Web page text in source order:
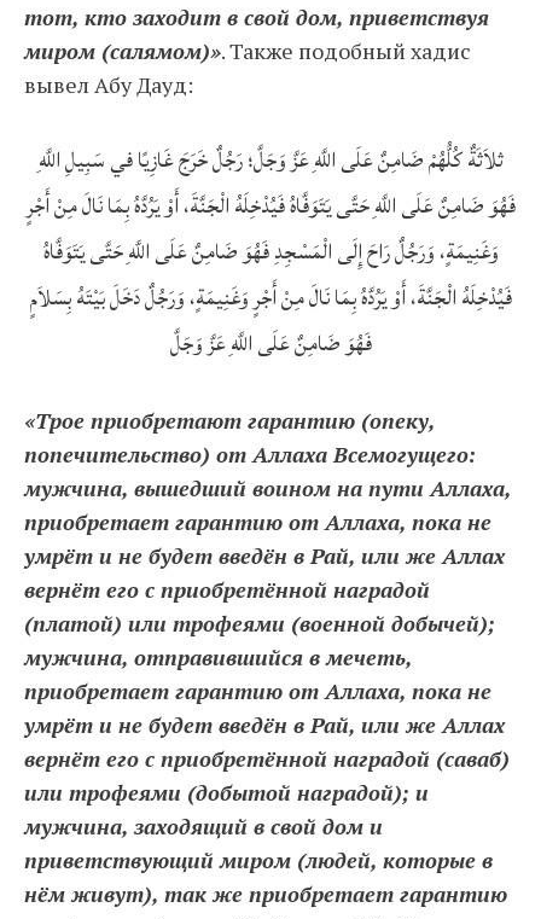
тот, кто заходит в свой дом, приветствуя
миром (салямом)». Также подобный хадис
вывел Абу Дауд:
ثلاَثَةٌ كُلُّهُمْ ضَامِنٌ عَلَى اللَّهِ عَزَّ وَجَلَّ؛ رَجُلٌ خَرَجَ غَازِيًا في سَبِيلِ اللَّهِ
فَهُوَ ضَامِنٌ عَلَى اللَّهِ حَتَّى يَتَوَفَّاهُ فَيُدْخِلَهُ الْجَنَّةَ، أَوْ يَرُدَّهُ بِمَا نَالَ مِنْ أَجْرٍ
وَغَنِيمَةٍ، وَرَجُلٌ رَاحَ إِلَى الْمَسْجِدِ فَهُوَ ضَامِنٌ عَلَى اللَّهِ حَتَّى يَتَوَفَّاهُ
فَيُدْخِلَهُ الْجَنَّةَ، أَوْ يَرُدَّهُ بِمَا نَالَ مِنْ أَجْرٍ وَغَنِيمَةٍ، وَرَجُلٌ دَخَلَ بَيْتَهُ بِسَلاَمٍ
فَهُوَ ضَامِنٌ عَلَى اللَّهِ عَزَّ وَجَلَّ
«Трое приобретают гарантию (опеку,
попечительство) от Аллаха Всемогущего:
мужчина, вышедший воином на пути Аллаха,
приобретает гарантию от Аллаха, пока не
умрёт и не будет введён в Рай, или же Аллах
вернёт его с приобретённой наградой
(платой) или трофеями (военной добычей);
мужчина, отправившийся в мечеть,
приобретает гарантию от Аллаха, пока не
умрёт и не будет введён в Рай, или же Аллах
вернёт его с приобретённой наградой (саваб)
или трофеями (добытой наградой); и
мужчина, заходящий в свой дом и
приветствующий миром (людей, которые в
нём живут), так же приобретает гарантию